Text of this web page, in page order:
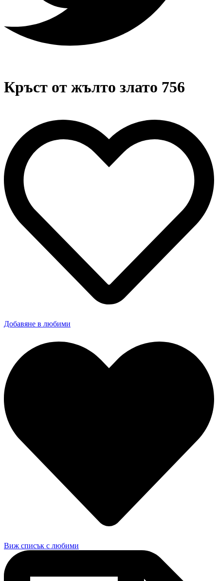
Кръст от жълто злато 756
Добавяне в любими
Виж списък с любими